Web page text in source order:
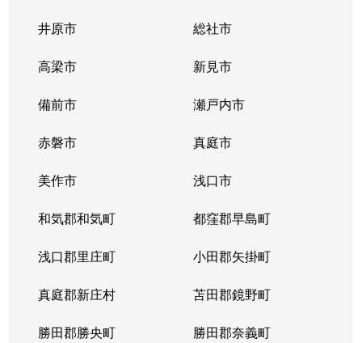
政津
1,000万円 大多羅
松新町
2,300万円 大多羅
松新町
1,100万円 大多羅
松新町
7,500万円 大多羅
松新町
1,700万円 大多羅
目黒町
1,000万円 大多羅
目黒町
1,100万円 大多羅
矢井
上道(岡山)
矢津
東岡山
井原市 総社市
高梁市 新見市
備前市 瀬戸内市
赤磐市 真庭市
美作市 浅口市
和気郡和気町 都窪郡早島町
浅口郡里庄町 小田郡矢掛町
真庭郡新庄村 苫田郡鏡野町
勝田郡勝央町 勝田郡奈義町